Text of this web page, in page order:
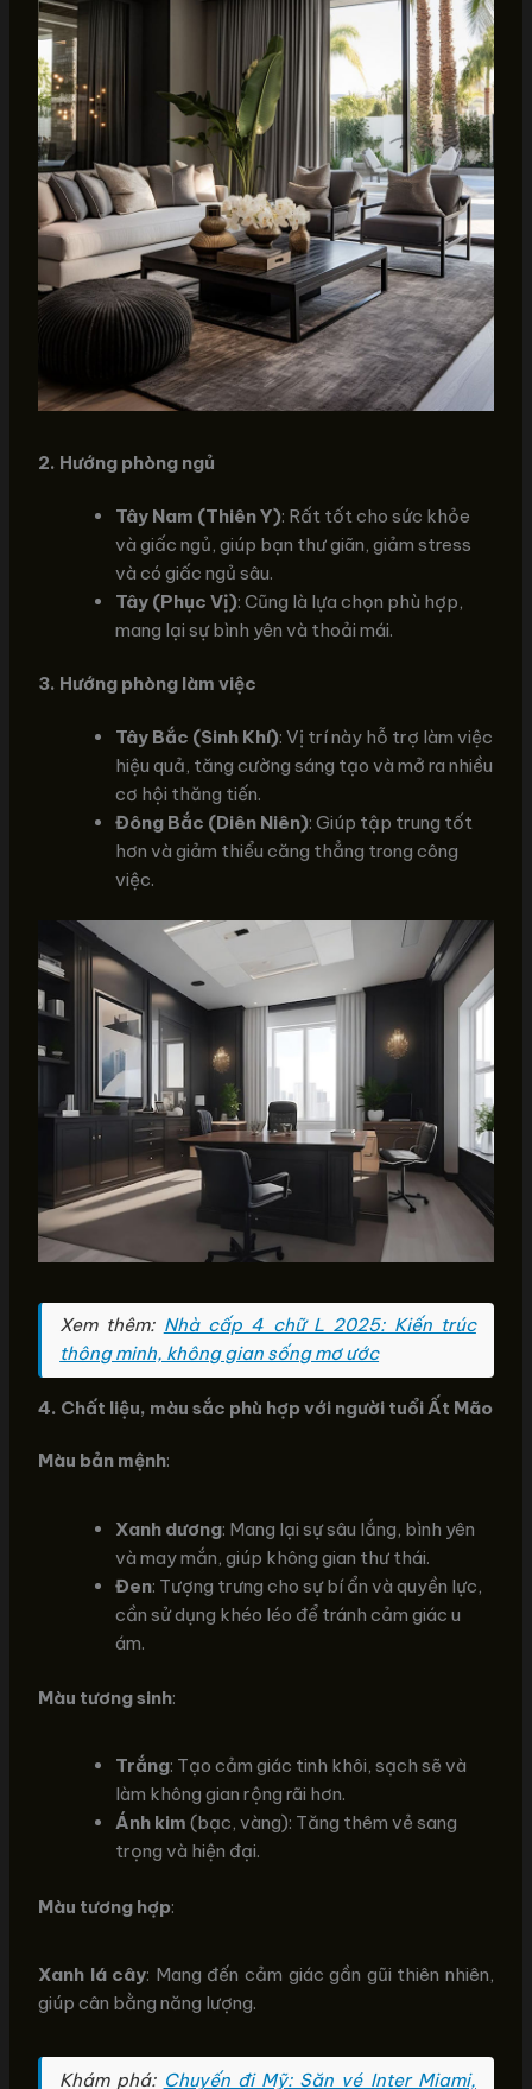
2. Hướng phòng ngủ
Tây Nam (Thiên Y): Rất tốt cho sức khỏe
và giấc ngủ, giúp bạn thư giãn, giảm stress
và có giấc ngủ sâu.
Tây (Phục Vị): Cũng là lựa chọn phù hợp,
mang lại sự bình yên và thoải mái.
3. Hướng phòng làm việc
Tây Bắc (Sinh Khí): Vị trí này hỗ trợ làm việc
hiệu quả, tăng cường sáng tạo và mở ra nhiều
cơ hội thăng tiến.
Đông Bắc (Diên Niên): Giúp tập trung tốt
hơn và giảm thiểu căng thẳng trong công
việc.
Xem thêm: Nhà cấp 4 chữ L 2025: Kiến trúc
thông minh, không gian sống mơ ước
4. Chất liệu, màu sắc phù hợp với người tuổi Ất Mão
Màu bản mệnh:
Xanh dương: Mang lại sự sâu lắng, bình yên
và may mắn, giúp không gian thư thái.
Đen: Tượng trưng cho sự bí ẩn và quyền lực,
cần sử dụng khéo léo để tránh cảm giác u
ám.
Màu tương sinh:
Trắng: Tạo cảm giác tinh khôi, sạch sẽ và
làm không gian rộng rãi hơn.
Ánh kim (bạc, vàng): Tăng thêm vẻ sang
trọng và hiện đại.
Màu tương hợp:
Xanh lá cây: Mang đến cảm giác gần gũi thiên nhiên,
giúp cân bằng năng lượng.
Khám phá: Chuyến đi Mỹ: Săn vé Inter Miami,